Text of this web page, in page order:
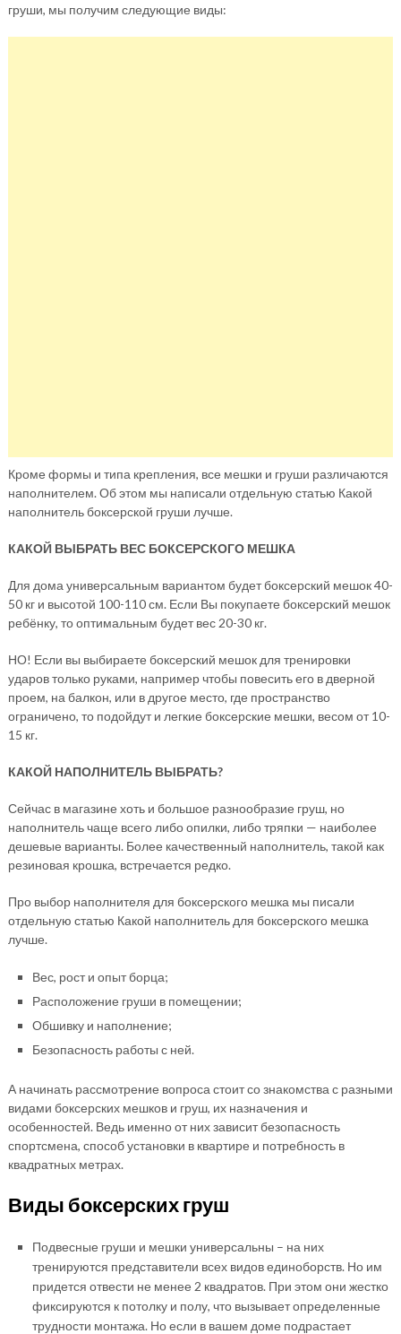
груши, мы получим следующие виды:
Кроме формы и типа крепления, все мешки и груши различаются
наполнителем. Об этом мы написали отдельную статью Какой
наполнитель боксерской груши лучше.
КАКОЙ ВЫБРАТЬ ВЕС БОКСЕРСКОГО МЕШКА
Для дома универсальным вариантом будет боксерский мешок 40-
50 кг и высотой 100-110 см. Если Вы покупаете боксерский мешок
ребёнку, то оптимальным будет вес 20-30 кг.
НО! Если вы выбираете боксерский мешок для тренировки
ударов только руками, например чтобы повесить его в дверной
проем, на балкон, или в другое место, где пространство
ограничено, то подойдут и легкие боксерские мешки, весом от 10-
15 кг.
КАКОЙ НАПОЛНИТЕЛЬ ВЫБРАТЬ?
Сейчас в магазине хоть и большое разнообразие груш, но
наполнитель чаще всего либо опилки, либо тряпки — наиболее
дешевые варианты. Более качественный наполнитель, такой как
резиновая крошка, встречается редко.
Про выбор наполнителя для боксерского мешка мы писали
отдельную статью Какой наполнитель для боксерского мешка
лучше.
Вес, рост и опыт борца;
Расположение груши в помещении;
Обшивку и наполнение;
Безопасность работы с ней.
А начинать рассмотрение вопроса стоит со знакомства с разными
видами боксерских мешков и груш, их назначения и
особенностей. Ведь именно от них зависит безопасность
спортсмена, способ установки в квартире и потребность в
квадратных метрах.
Виды боксерских груш
Подвесные груши и мешки универсальны – на них
тренируются представители всех видов единоборств. Но им
придется отвести не менее 2 квадратов. При этом они жестко
фиксируются к потолку и полу, что вызывает определенные
трудности монтажа. Но если в вашем доме подрастает